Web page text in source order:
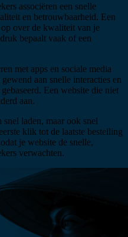
associëren een snelle
en betrouwbaarheid. Een
over de kwaliteit van je
bepaalt vaak of een
met apps en sociale media
aan snelle interacties en
Een website die niet
aan.
laden, maar ook snel
klik tot de laatste bestelling
je website de snelle,
verwachten.